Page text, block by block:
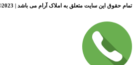
تمام حقوق این سایت متعلق به املاک آرام می باشد | Copyright ©2023